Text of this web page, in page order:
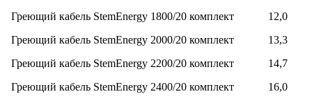
Греющий кабель StemEnergy 1800/20 комплект
12,0
Греющий кабель StemEnergy 2000/20 комплект
13,3
Греющий кабель StemEnergy 2200/20 комплект
14,7
Греющий кабель StemEnergy 2400/20 комплект
16,0